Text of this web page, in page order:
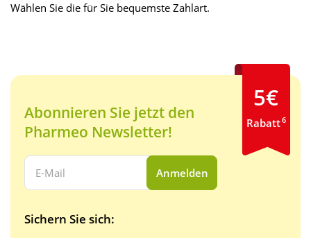
Wählen Sie die für Sie bequemste Zahlart.
Abonnieren Sie jetzt den
Pharmeo Newsletter!
Ihre E-Mail Adresse:
Anmelden
Sichern Sie sich:
5€
Rabatt6